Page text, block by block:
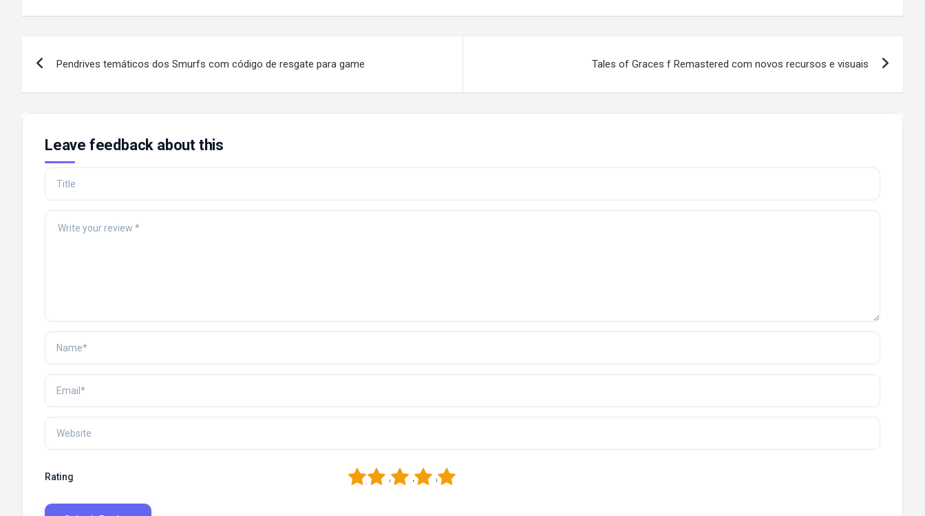
Pendrives temáticos dos Smurfs com código de resgate para game Tales of Graces f Remastered com novos recursos e visuais
Leave feedback about this
Rating 5
4
3
2